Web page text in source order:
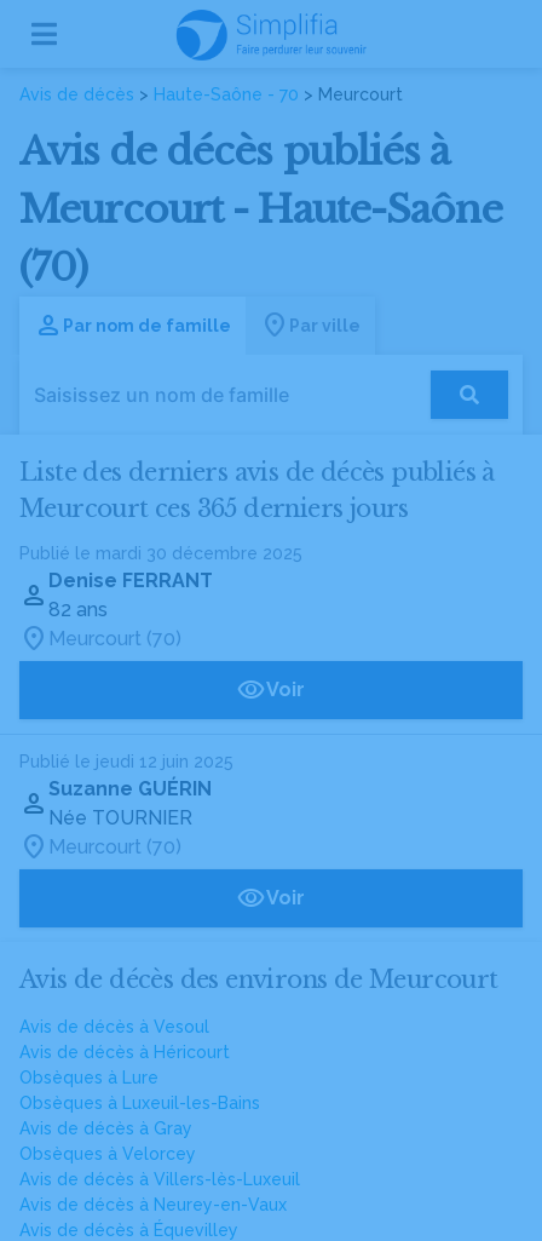
Avis de décès > Haute-Saône - 70 > Meurcourt
Avis de décès publiés à
Meurcourt - Haute-Saône
(70)
Par nom de famille Par ville
Liste des derniers avis de décès publiés à
Meurcourt ces 365 derniers jours
Publié le mardi 30 décembre 2025
Denise FERRANT
82 ans
Meurcourt (70)
Voir
Publié le jeudi 12 juin 2025
Suzanne GUÉRIN
Née TOURNIER
Meurcourt (70)
Voir
Avis de décès des environs de Meurcourt
Avis de décès à Vesoul
Avis de décès à Héricourt
Obsèques à Lure
Obsèques à Luxeuil-les-Bains
Avis de décès à Gray
Obsèques à Velorcey
Avis de décès à Villers-lès-Luxeuil
Avis de décès à Neurey-en-Vaux
Avis de décès à Équevilley